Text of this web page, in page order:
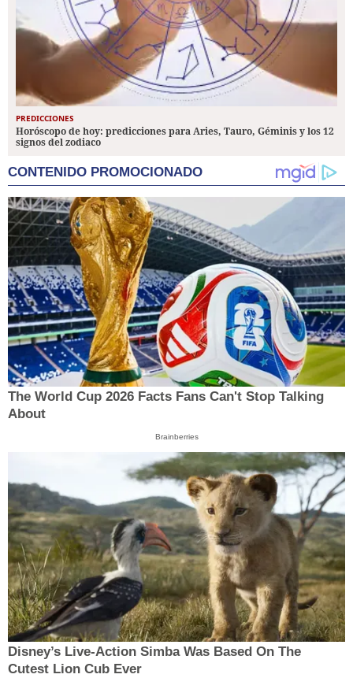
PREDICCIONES
Horóscopo de hoy: predicciones para Aries, Tauro, Géminis y los 12
signos del zodiaco
CONTENIDO PROMOCIONADO
The World Cup 2026 Facts Fans Can't Stop Talking
About
Brainberries
Disney’s Live-Action Simba Was Based On The
Cutest Lion Cub Ever